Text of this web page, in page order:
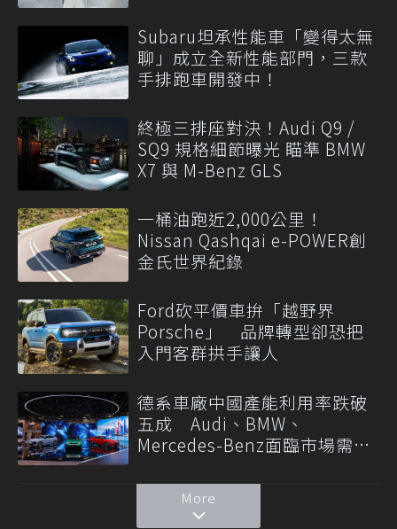
Subaru坦承性能車「變得太無
聊」成立全新性能部門，三款
手排跑車開發中！
終極三排座對決！Audi Q9 /
SQ9 規格細節曝光 瞄準 BMW
X7 與 M-Benz GLS
一桶油跑近2,000公里！
Nissan Qashqai e-POWER創
金氏世界紀錄
Ford砍平價車拚「越野界
Porsche」 品牌轉型卻恐把
入門客群拱手讓人
德系車廠中國產能利用率跌破
五成 Audi、BMW、
Mercedes-Benz面臨市場需求
More